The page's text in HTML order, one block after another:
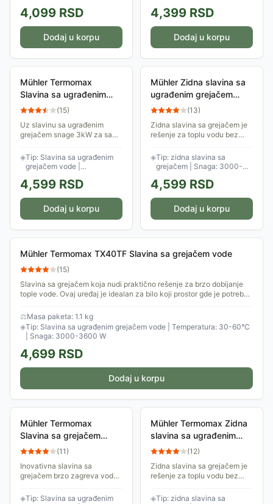
4,099 RSD
Dodaj u korpu
60°C
4,399 RSD
Dodaj u korpu
Mühler Termomax
Slavina sa ugrađenim
grejačem vode
(15)
Uz slavinu sa ugrađenim
grejačem snage 3kW za samo
toplu vodu u neograničenim
količinama! Ova slavina može
da zagreje vodu...
◈Tip: Slavina sa ugrađenim
grejačem vode |
Snaga: 3000-3600 W | LED
displej
4,599 RSD
Dodaj u korpu
Mühler Zidna slavina sa
ugrađenim grejačem
vode MH7533WDF
(13)
Zidna slavina sa grejačem je
rešenje za toplu vodu bez
podesiva, u rasponu od 30°C
do 60°C. Zahvaljujući LED
displeju,...
◈Tip: zidna slavina sa
grejačem | Snaga: 3000-
60°C
4,599 RSD
Dodaj u korpu
Mühler Termomax TX40TF Slavina sa grejačem vode
(15)
Slavina sa grejačem koja nudi praktično rešenje za brzo dobijanje
tople vode. Ovaj uređaj je idealan za bilo koji prostor gde je potrebna
⚖Masa paketa: 1.1 kg
◈Tip: Slavina sa ugrađenim grejačem vode | Temperatura: 30-60°C
| Snaga: 3000-3600 W
4,699 RSD
Dodaj u korpu
Mühler Termomax
Slavina sa grejačem
vode TX55FS
(11)
Inovativna slavina sa
grejačem brzo zagreva vodu
rasponu od 30°C do 60°C.
◈Tip: Slavina sa ugrađenim
Mühler Termomax Zidna
slavina sa ugrađenim
grejačem vode TX57FS
(12)
Zidna slavina sa grejačem je
rešenje za toplu vodu bez
podesiva, u rasponu od 30°C
◈Tip: zidna slavina sa